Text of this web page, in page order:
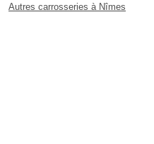
Autres carrosseries à Nîmes